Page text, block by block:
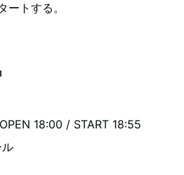
トする。
18:00 / START 18:55